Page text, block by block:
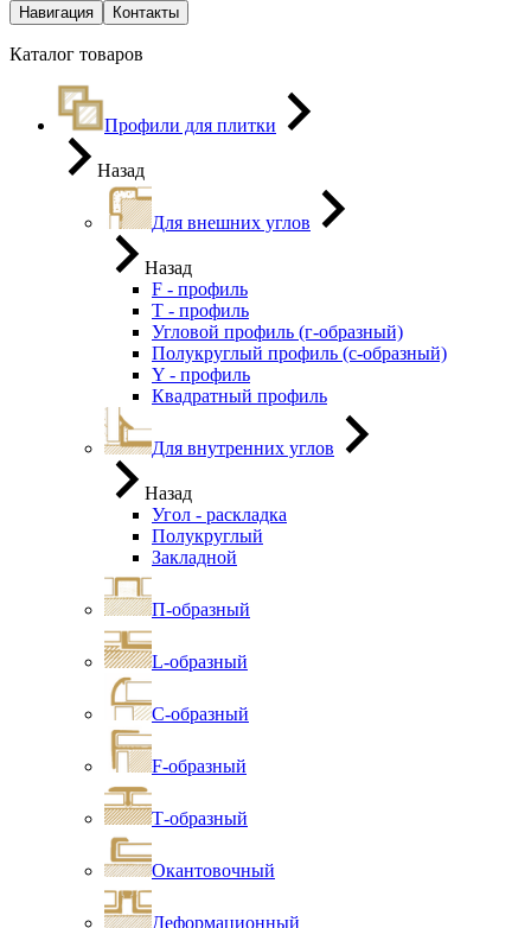
Навигация Контакты
Каталог товаров
Профили для плитки
Назад
Для внешних углов
Назад
F - профиль
Т - профиль
Угловой профиль (г-образный)
Полукруглый профиль (с-образный)
Y - профиль
Квадратный профиль
Для внутренних углов
Назад
Угол - раскладка
Полукруглый
Закладной
П-образный
L-образный
С-образный
F-образный
Т-образный
Окантовочный
Деформационный